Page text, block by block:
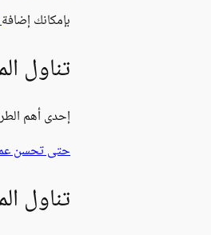
بإمكانك إضافة
تناول
إحدى أهم
حتى تحسن
تناول